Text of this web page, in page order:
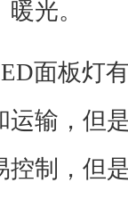
暖光。
面板灯
运输，但
控制，但